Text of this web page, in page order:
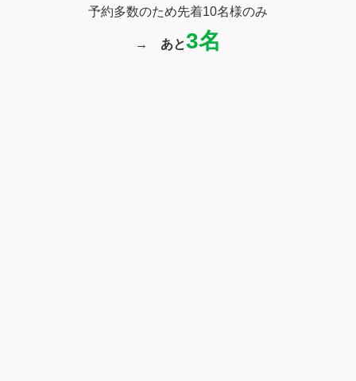
予約多数のため先着10名様のみ
→ あと3名